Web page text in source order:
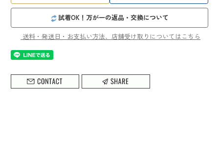
試着OK！万が一の返品・交換について
送料・発送日・お支払い方法、店舗受け取りについてはこちら